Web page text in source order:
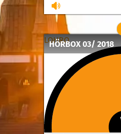
LOHRO
HÖRBOX 03/ 2018